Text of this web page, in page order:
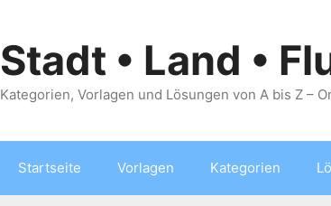
Stadt • Land •
Kategorien, Vorlagen und Lösungen von A bis Z –
Startseite Vorlagen Kategorien